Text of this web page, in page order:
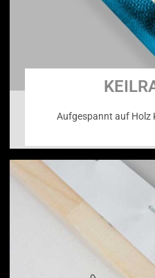
Aufgespannt auf Holz